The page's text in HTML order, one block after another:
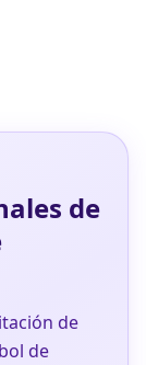
de
de
de